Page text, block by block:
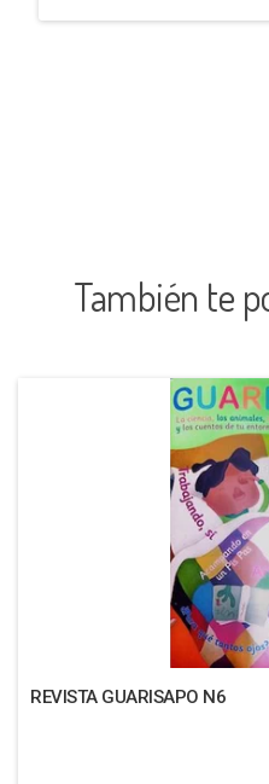
También te
REVISTA GUARISAPO N6